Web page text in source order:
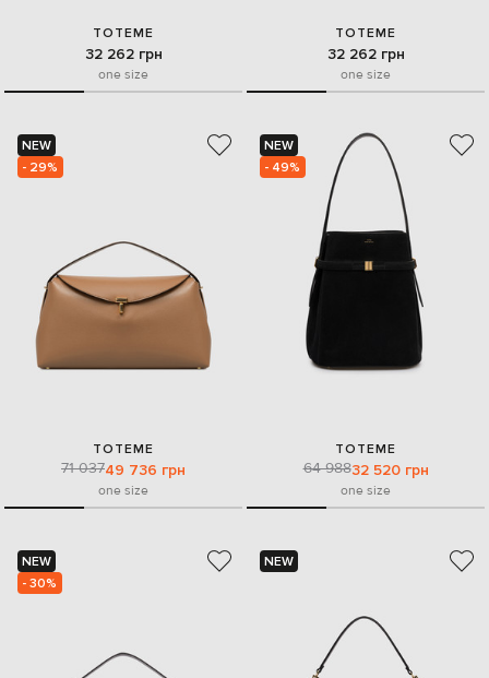
TOTEME
32 262 грн
one size
TOTEME
32 262 грн
one size
NEW
- 29%
TOTEME
71 03749 736 грн
one size
NEW
- 49%
TOTEME
64 98832 520 грн
one size
NEW
- 30%
NEW